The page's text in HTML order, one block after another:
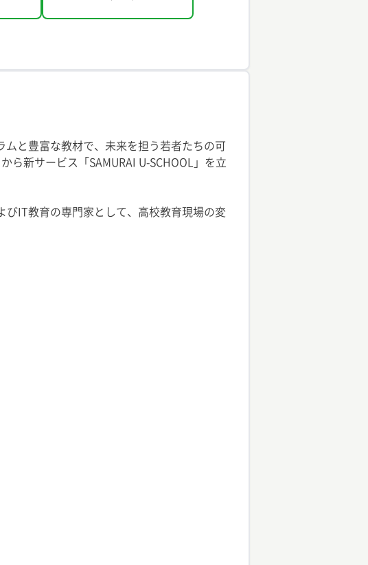
と豊富な教材で、未来を担う若者たちの可
ら新サービス「SAMURAI U-SCHOOL」を立
びIT教育の専門家として、高校教育現場の変